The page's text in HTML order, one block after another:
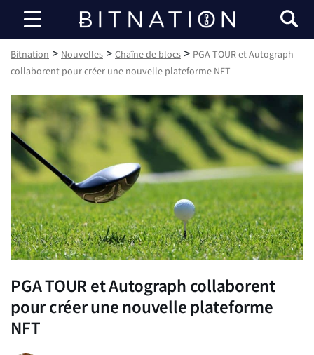
Bitnation
Bitnation > Nouvelles > Chaîne de blocs > PGA TOUR et Autograph
collaborent pour créer une nouvelle plateforme NFT
PGA TOUR et Autograph collaborent
pour créer une nouvelle plateforme
NFT